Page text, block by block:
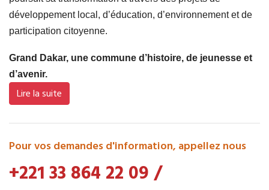
développement local, d’éducation, d’environnement et de
participation citoyenne.
Grand Dakar, une commune d’histoire, de jeunesse et
d’avenir.
Lire la suite
Pour vos demandes d'information, appellez nous
+221 33 864 22 09/